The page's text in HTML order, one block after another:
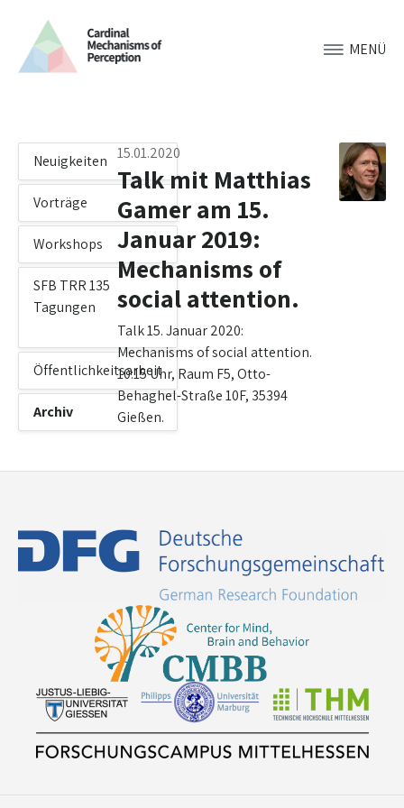
MENÜ
Neuigkeiten
Vorträge
Workshops
SFB TRR 135
Tagungen
Öffentlichkeitsarbeit
Archiv
15.01.2020
Talk mit Matthias
Gamer am 15.
Januar 2019:
Mechanisms of
social attention.
Talk 15. Januar 2020:
Mechanisms of social attention.
10:15 Uhr, Raum F5, Otto-
Behaghel-Straße 10F, 35394
Gießen.